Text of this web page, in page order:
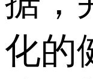
化的